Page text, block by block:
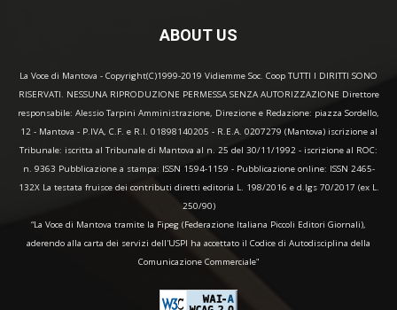
ABOUT US
La Voce di Mantova - Copyright(C)1999-2019 Vidiemme Soc. Coop TUTTI I DIRITTI SONO
RISERVATI. NESSUNA RIPRODUZIONE PERMESSA SENZA AUTORIZZAZIONE Direttore
responsabile: Alessio Tarpini Amministrazione, Direzione e Redazione: piazza Sordello,
12 - Mantova - P.IVA, C.F. e R.I. 01898140205 - R.E.A. 0207279 (Mantova) iscrizione al
Tribunale: iscritta al Tribunale di Mantova al n. 25 del 30/11/1992 - iscrizione al ROC:
n. 9363 Pubblicazione a stampa: ISSN 1594-1159 - Pubblicazione online: ISSN 2465-
132X La testata fruisce dei contributi diretti editoria L. 198/2016 e d.lgs 70/2017 (ex L.
250/90)
“La Voce di Mantova tramite la Fipeg (Federazione Italiana Piccoli Editori Giornali),
aderendo alla carta dei servizi dell'USPI ha accettato il Codice di Autodisciplina della
Comunicazione Commerciale"